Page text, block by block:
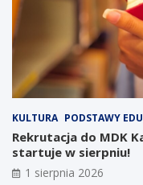
KULTURA PODSTAWY
Rekrutacja do MDK
startuje w sierpniu!
1 sierpnia 2026